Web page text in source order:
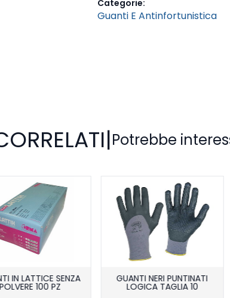
Categorie:
Guanti E Antinfortunistica
|Potrebbe
IN LATTICE SENZA
POLVERE 100 PZ
GUANTI NERI PUNTINATI
LOGICA TAGLIA 10